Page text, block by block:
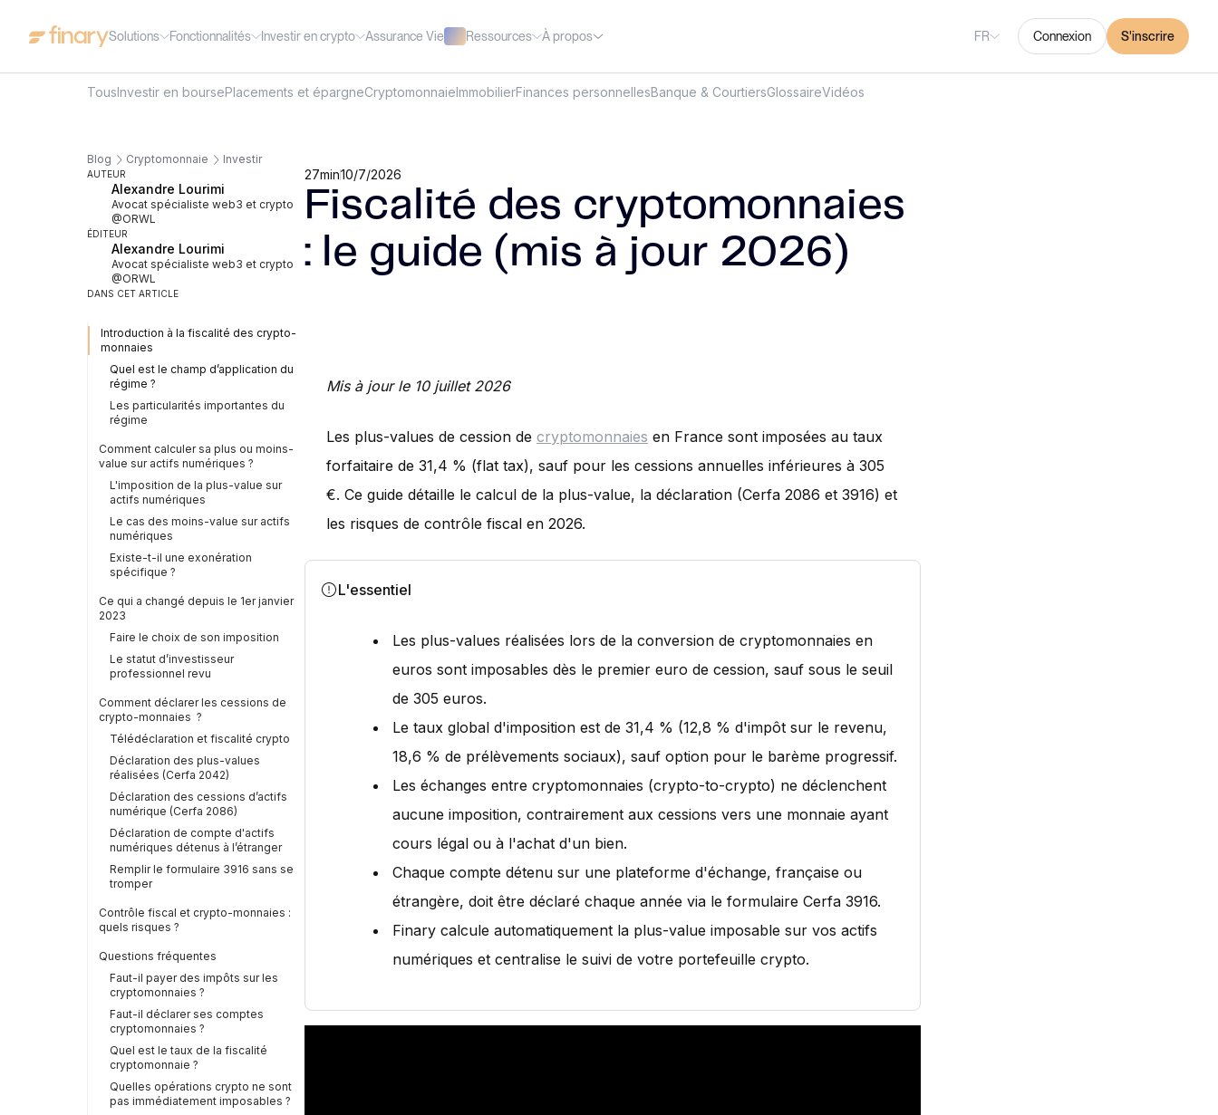
Solutions Fonctionnalités Investir en crypto Assurance Vie Ressources À propos FR Connexion S'inscrire
TousInvestir en boursePlacements et épargneCryptomonnaieImmobilierFinances personnellesBanque & CourtiersGlossaireVidéos
Blog Cryptomonnaie Investir
AUTEUR
Alexandre Lourimi
Avocat spécialiste web3 et crypto
@ORWL
ÉDITEUR
Alexandre Lourimi
Avocat spécialiste web3 et crypto
@ORWL
DANS CET ARTICLE
Introduction à la fiscalité des crypto-
monnaies
Quel est le champ d’application du
régime ?
Les particularités importantes du
régime
Comment calculer sa plus ou moins-
value sur actifs numériques ?
L'imposition de la plus-value sur
actifs numériques
Le cas des moins-value sur actifs
numériques
Existe-t-il une exonération
spécifique ?
Ce qui a changé depuis le 1er janvier
2023
Faire le choix de son imposition
Le statut d’investisseur
professionnel revu
Comment déclarer les cessions de
crypto-monnaies ?
Télédéclaration et fiscalité crypto
Déclaration des plus-values
réalisées (Cerfa 2042)
Déclaration des cessions d’actifs
numérique (Cerfa 2086)
Déclaration de compte d'actifs
numériques détenus à l’étranger
Remplir le formulaire 3916 sans se
tromper
Contrôle fiscal et crypto-monnaies :
quels risques ?
Questions fréquentes
Faut-il payer des impôts sur les
cryptomonnaies ?
Faut-il déclarer ses comptes
cryptomonnaies ?
Quel est le taux de la fiscalité
cryptomonnaie ?
Quelles opérations crypto ne sont
pas immédiatement imposables ?
27min10/7/2026
Fiscalité des cryptomonnaies
: le guide (mis à jour 2026)
Mis à jour le 10 juillet 2026
Les plus-values de cession de cryptomonnaies en France sont imposées au taux
forfaitaire de 31,4 % (flat tax), sauf pour les cessions annuelles inférieures à 305
€. Ce guide détaille le calcul de la plus-value, la déclaration (Cerfa 2086 et 3916) et
les risques de contrôle fiscal en 2026.
L'essentiel
Les plus-values réalisées lors de la conversion de cryptomonnaies en
euros sont imposables dès le premier euro de cession, sauf sous le seuil
de 305 euros.
Le taux global d'imposition est de 31,4 % (12,8 % d'impôt sur le revenu,
18,6 % de prélèvements sociaux), sauf option pour le barème progressif.
Les échanges entre cryptomonnaies (crypto-to-crypto) ne déclenchent
aucune imposition, contrairement aux cessions vers une monnaie ayant
cours légal ou à l'achat d'un bien.
Chaque compte détenu sur une plateforme d'échange, française ou
étrangère, doit être déclaré chaque année via le formulaire Cerfa 3916.
Finary calcule automatiquement la plus-value imposable sur vos actifs
numériques et centralise le suivi de votre portefeuille crypto.